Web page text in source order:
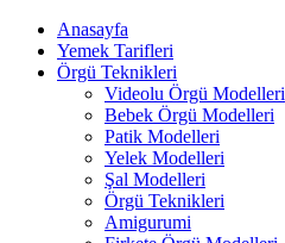
Anasayfa
Yemek Tarifleri
Örgü Teknikleri
Videolu Örgü Modelleri
Bebek Örgü Modelleri
Patik Modelleri
Yelek Modelleri
Şal Modelleri
Örgü Teknikleri
Amigurumi